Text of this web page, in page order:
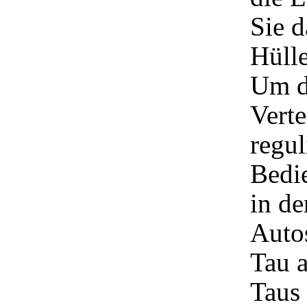
Sie
Um
in
Tau